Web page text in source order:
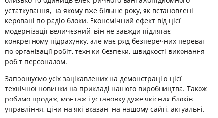
устаткування, на якому вже більше року, як встановлені
керовані по радіо блоки. Економічний ефект від цієї
модернізації величезний, він не завжди підлягає
конкретному підрахунку, але має ряд безперечних переваг
по організації робіт, техніки безпеки, швидкості виконання
робіт персоналом.
Запрошуємо усіх зацікавлених на демонстрацію цієї
технічної новинки на прикладі нашого виробництва. Також
робимо продаж, монтаж і установку дуже якісних блоків
управління, ціни на які вказані на нашому сайті, актуальні.